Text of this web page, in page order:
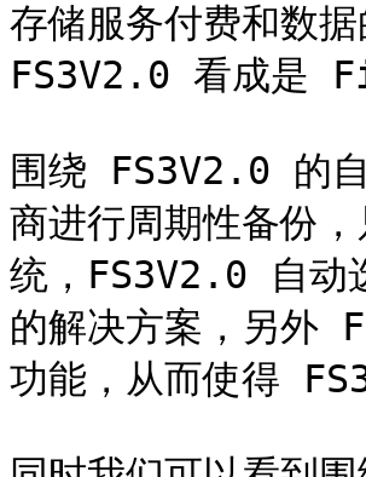
存储服务付费和数
FS3V2.0 看成是
围绕 FS3V2.0 的
商进行周期性备份
统，FS3V2.0 自动
的解决方案，另外
功能，从而使得